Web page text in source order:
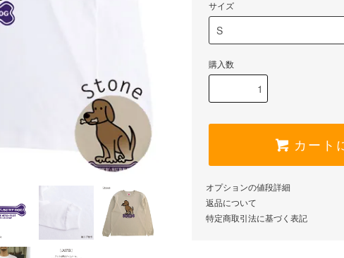
サイズ
購入数
カート
オプションの値段詳細
返品について
特定商取引法に基づく表記